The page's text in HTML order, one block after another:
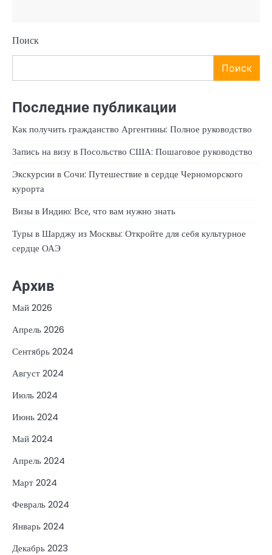
Поиск
Поиск
Последние публикации
Как получить гражданство Аргентины: Полное руководство
Запись на визу в Посольство США: Пошаговое руководство
Экскурсии в Сочи: Путешествие в сердце Черноморского
курорта
Визы в Индию: Все, что вам нужно знать
Туры в Шарджу из Москвы: Откройте для себя культурное
сердце ОАЭ
Архив
Май 2026
Апрель 2026
Сентябрь 2024
Август 2024
Июль 2024
Июнь 2024
Май 2024
Апрель 2024
Март 2024
Февраль 2024
Январь 2024
Декабрь 2023